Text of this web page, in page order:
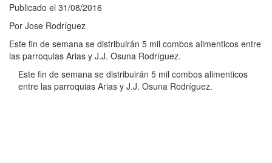
Publicado el 31/08/2016
Por Jose Rodríguez
Este fin de semana se distribuirán 5 mil combos alimenticos entre
las parroquias Arias y J.J. Osuna Rodríguez.
Este fin de semana se distribuirán 5 mil combos alimenticos
entre las parroquias Arias y J.J. Osuna Rodríguez.